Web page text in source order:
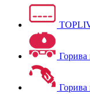
Горива
Горива